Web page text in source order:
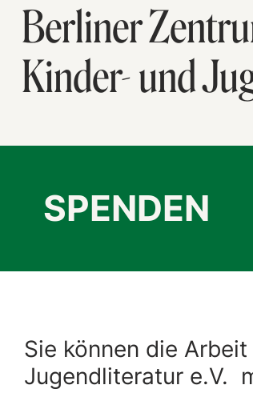
Berliner
Kinder- und
SPENDEN
Sie können die
Jugendliteratur e.V.